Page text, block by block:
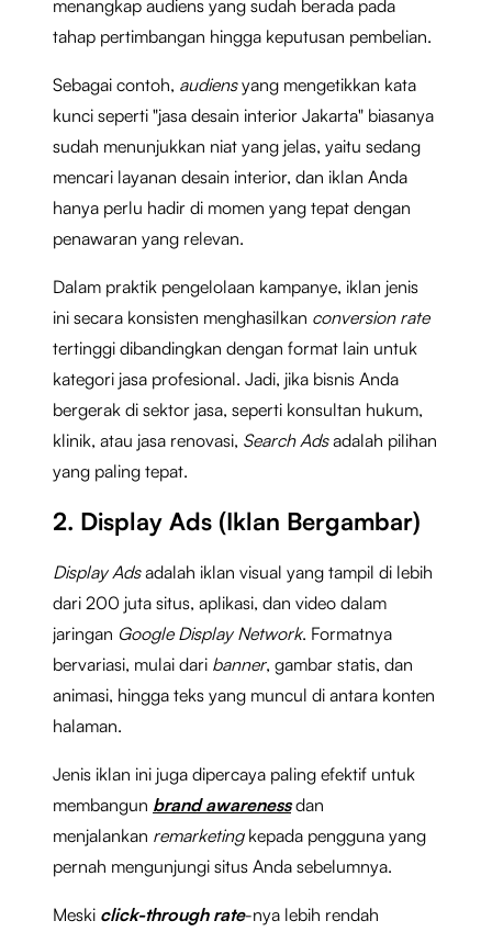
menangkap audiens yang sudah berada pada
tahap pertimbangan hingga keputusan pembelian.
Sebagai contoh, audiensyang mengetikkan kata
kunci seperti "jasa desain interior Jakarta" biasanya
sudah menunjukkan niat yang jelas, yaitu sedang
mencari layanan desain interior, dan iklan Anda
hanya perlu hadir di momen yang tepat dengan
penawaran yang relevan.
Dalam praktik pengelolaan kampanye, iklan jenis
ini secara konsisten menghasilkan conversion rate
tertinggi dibandingkan dengan format lain untuk
kategori jasa profesional. Jadi, jika bisnis Anda
bergerak di sektor jasa, seperti konsultan hukum,
klinik, atau jasa renovasi, Search Adsadalah pilihan
yang paling tepat.
2. Display Ads (Iklan Bergambar)
Display Adsadalah iklan visual yang tampil di lebih
dari 200 juta situs, aplikasi, dan video dalam
jaringan Google Display Network. Formatnya
bervariasi, mulai dari banner, gambar statis, dan
animasi, hingga teks yang muncul di antara konten
halaman.
Jenis iklan ini juga dipercaya paling efektif untuk
membangun brand awarenessdan
menjalankan remarketingkepada pengguna yang
pernah mengunjungi situs Anda sebelumnya.
Meski click-through rate-nya lebih rendah